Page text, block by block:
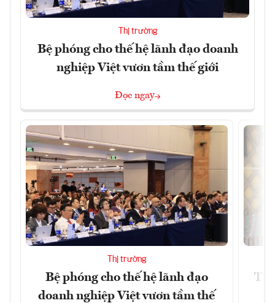
Thị trường
Bệ phóng cho thế hệ lãnh đạo doanh
nghiệp Việt vươn tầm thế giới
Đọc ngay
Thị trường
Bệ phóng cho thế hệ lãnh đạo
doanh nghiệp Việt vươn tầm thế